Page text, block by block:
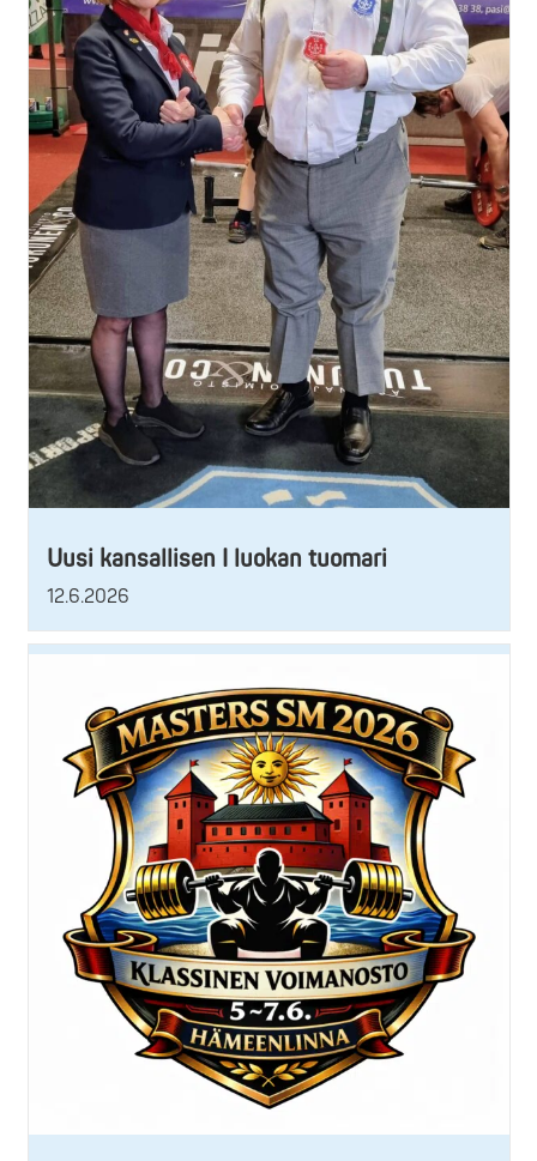
Uusi kansallisen I luokan tuomari
12.6.2026